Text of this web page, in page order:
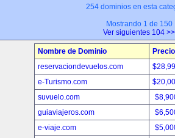
254 dominios en esta
Mostrando 1 de 150
Ver siguientes 104 >>
Nombre de Dominio
Precio
reservaciondevuelos.com
e-Turismo.com
suvuelo.com
guiaviajeros.com
e-viaje.com